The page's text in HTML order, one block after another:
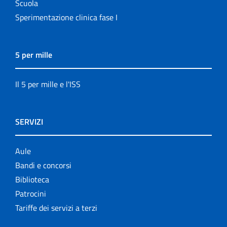
Scuola
Sperimentazione clinica fase I
5 per mille
Il 5 per mille e l'ISS
SERVIZI
Aule
Bandi e concorsi
Biblioteca
Patrocini
Tariffe dei servizi a terzi